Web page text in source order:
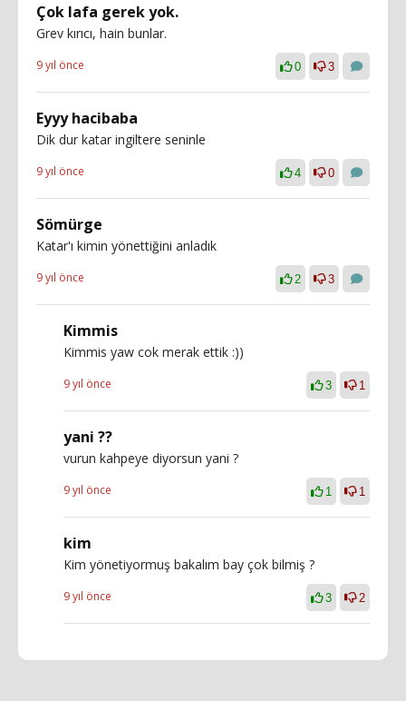
Çok lafa gerek yok.
Grev kırıcı, hain bunlar.
9 yıl önce 0 3
Eyyy hacibaba
Dik dur katar ingiltere seninle
9 yıl önce 4 0
Sömürge
Katar'ı kimin yönettiğini anladık
9 yıl önce 2 3
Kimmis
Kimmis yaw cok merak ettik :))
9 yıl önce 3 1
yani ??
vurun kahpeye diyorsun yani ?
9 yıl önce 1 1
kim
Kim yönetiyormuş bakalım bay çok bilmiş ?
9 yıl önce 3 2